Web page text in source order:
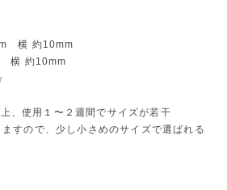
横 約10mm
横 約10mm
、使用１〜２週間でサイズが若干
すので、少し小さめのサイズで選ばれる